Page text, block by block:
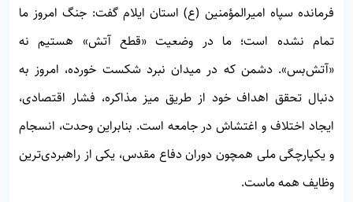
فرمانده سپاه امیرالمؤمنین (ع) استان ایلام گفت: جنگ امروز ما
تمام نشده است؛ ما در وضعیت «قطع آتش» هستیم نه
«آتش‌بس». دشمن که در میدان نبرد شکست خورده، امروز به
دنبال تحقق اهداف خود از طریق میز مذاکره، فشار اقتصادی،
ایجاد اختلاف و اغتشاش در جامعه است. بنابراین وحدت، انسجام
و یکپارچگی ملی همچون دوران دفاع مقدس، یکی از راهبردی‌ترین
وظایف همه ماست.